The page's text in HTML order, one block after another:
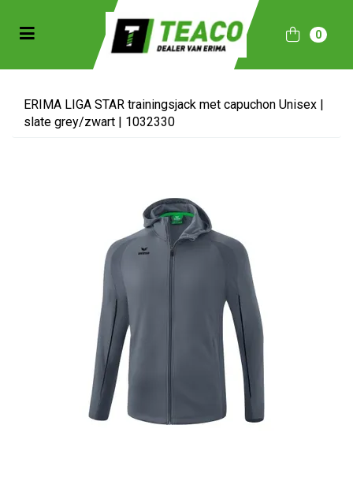
(Sportkleding)
(Collecties)
Toggle navigation 0
ERIMA LIGA STAR trainingsjack met capuchon Unisex |
slate grey/zwart | 1032330